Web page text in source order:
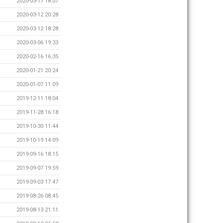
2020-03-12 20:28
2020-03-12 18:28
2020-03-06 19:33
2020-02-16 16:35
2020-01-21 20:24
2020-01-07 11:09
2019-12-11 18:04
2019-11-28 16:18
2019-10-30 11:44
2019-10-19 14:09
2019-09-16 18:15
2019-09-07 19:59
2019-09-03 17:47
2019-08-26 08:45
2019-08-13 21:11